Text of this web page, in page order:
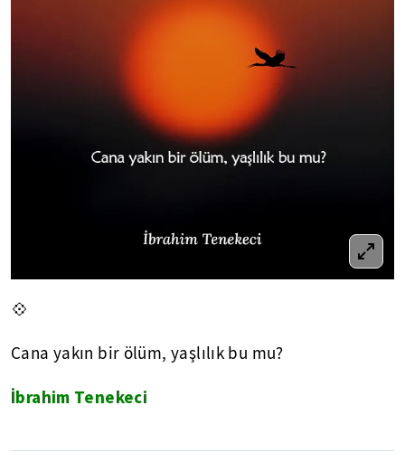
💠
Cana yakın bir ölüm, yaşlılık bu mu?
İbrahim Tenekeci